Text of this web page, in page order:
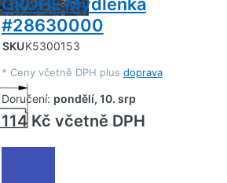
#28630000
SKUK5300153
* Ceny včetně DPH plus doprava
Doručení: pondělí, 10. srp
114 Kč včetně DPH